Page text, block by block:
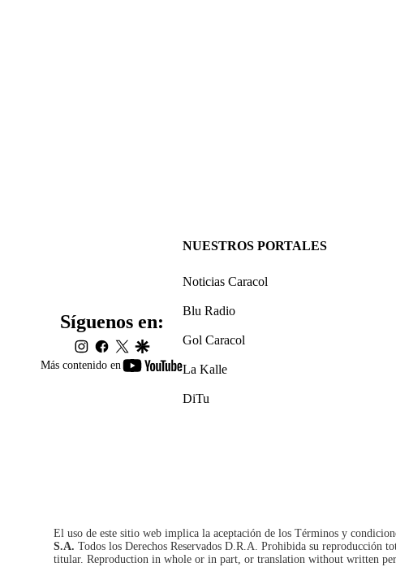
Más contenido en
youtube-
Síguenos en:
instagram
facebook
twittergoogle
NUESTROS PORTALES
Noticias Caracol
Blu Radio
Gol Caracol
La Kalle
DiTu
El uso de este sitio web implica la aceptación de los Términos y
S.A. Todos los Derechos Reservados D.R.A. Prohibida su reproducción
titular. Reproduction in whole or in part, or translation without written